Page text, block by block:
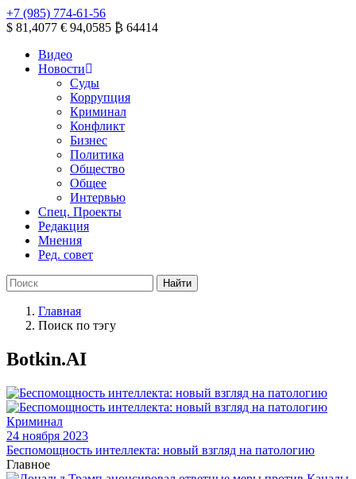
+7 (985) 774-61-56
$ 81,4077 € 94,0585 ₿ 64414
Видео
Новости
Суды
Коррупция
Криминал
Конфликт
Бизнес
Политика
Общество
Общее
Интервью
Спец. Проекты
Редакция
Мнения
Ред. совет
Главная
Поиск по тэгу
Botkin.AI
Криминал
24 ноября 2023
Беспомощность интеллекта: новый взгляд на патологию
Главное